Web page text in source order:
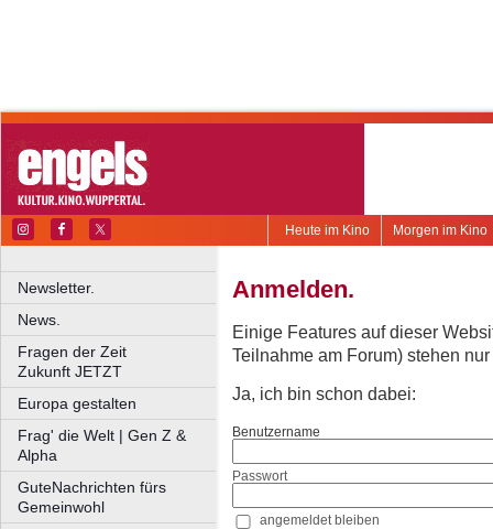
Morgen im Kino
Heute im Kino
Newsletter.
News.
Fragen der Zeit
Zukunft JETZT
Europa gestalten
Frag' die Welt | Gen Z &
Alpha
GuteNachrichten fürs
Gemeinwohl
Anmelden.
Einige Features auf dieser
Teilnahme am Forum) stehen
Ja, ich bin schon dabei:
Benutzername
Passwort
angemeldet bleiben